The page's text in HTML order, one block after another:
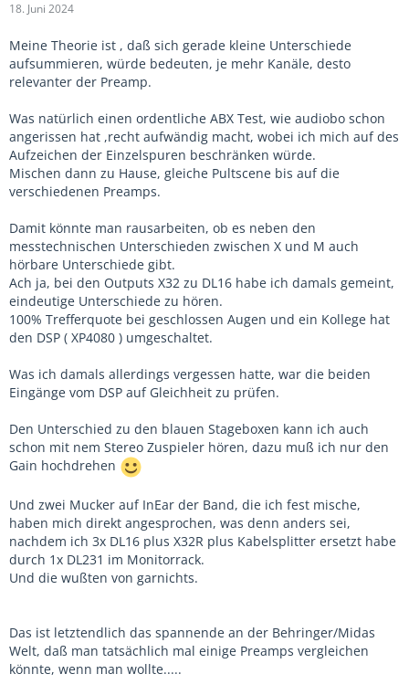
18. Juni 2024
Meine Theorie ist , daß sich gerade kleine Unterschiede
aufsummieren, würde bedeuten, je mehr Kanäle, desto
relevanter der Preamp.
Was natürlich einen ordentliche ABX Test, wie audiobo schon
angerissen hat ,recht aufwändig macht, wobei ich mich auf des
Aufzeichen der Einzelspuren beschränken würde.
Mischen dann zu Hause, gleiche Pultscene bis auf die
verschiedenen Preamps.
Damit könnte man rausarbeiten, ob es neben den
messtechnischen Unterschieden zwischen X und M auch
hörbare Unterschiede gibt.
Ach ja, bei den Outputs X32 zu DL16 habe ich damals gemeint,
eindeutige Unterschiede zu hören.
100% Trefferquote bei geschlossen Augen und ein Kollege hat
den DSP ( XP4080 ) umgeschaltet.
Was ich damals allerdings vergessen hatte, war die beiden
Eingänge vom DSP auf Gleichheit zu prüfen.
Den Unterschied zu den blauen Stageboxen kann ich auch
schon mit nem Stereo Zuspieler hören, dazu muß ich nur den
Gain hochdrehen
Und zwei Mucker auf InEar der Band, die ich fest mische,
haben mich direkt angesprochen, was denn anders sei,
nachdem ich 3x DL16 plus X32R plus Kabelsplitter ersetzt habe
durch 1x DL231 im Monitorrack.
Und die wußten von garnichts.
Das ist letztendlich das spannende an der Behringer/Midas
Welt, daß man tatsächlich mal einige Preamps vergleichen
könnte, wenn man wollte.....